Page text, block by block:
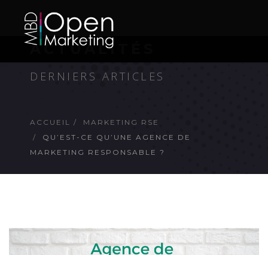
ACTUALITÉS
DERNIERS ARTICLES
ACCUEIL
MARKETING RSE
QU’EST-CE QU’UNE AGENCE DE
MARKETING RESPONSABLE ?